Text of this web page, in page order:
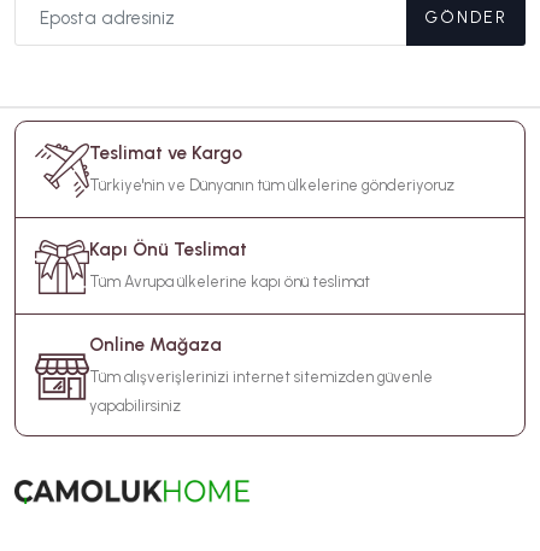
GÖNDER
Teslimat ve Kargo
Türkiye'nin ve Dünyanın tüm ülkelerine gönderiyoruz
Kapı Önü Teslimat
Tüm Avrupa ülkelerine kapı önü teslimat
Online Mağaza
Tüm alışverişlerinizi internet sitemizden güvenle
yapabilirsiniz